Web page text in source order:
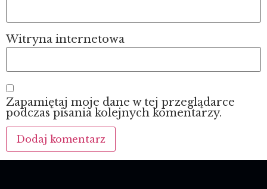
Witryna internetowa
Zapamiętaj moje dane w tej przeglądarce
podczas pisania kolejnych komentarzy.